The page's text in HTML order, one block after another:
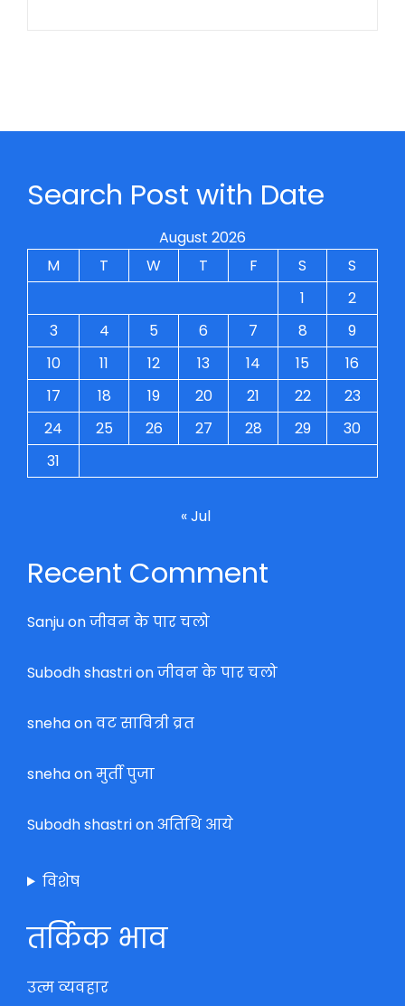
Search Post with Date
August 2026
M
T W T F S
S
1
2
3
4 5 6 7 8
9
10
11 12 13 14 15
16
17
18 19 20 21 22
23
24
25 26 27 28 29
30
31
« Jul
Recent Comment
Sanjuonजीवन के पार चलो
Subodh shastrionजीवन के पार चलो
snehaonवट सावित्री व्रत
snehaonमुर्ती पुजा
Subodh shastrionअतिथि आये
विशेष
तर्किक भाव
उत्म व्यवहार